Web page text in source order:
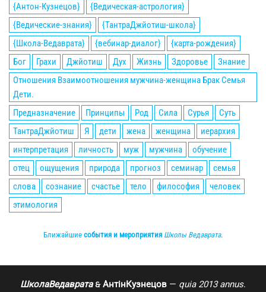
{Антон-Кузнецов}
{Ведическая-астрология}
{Ведические-знания}
{ТантраДжйотиш-школа}
{Школа-Ведаврата}
{вебинар-диалог}
{карта-рождения}
Бог
Грахи Джйотиш Дух Жизнь Здоровье
Знание
Отношения Взаимоотношения мужчина-женщина Брак Семья
Дети.
Предназначение
Принципы Род Сила Сурья
Суть
ТантраДжйотиш
Я дети жена женщина
иерархия
интерпретация
личность муж мужчина
обучение
отец
ощущения природа прогноз семинар
семья
слова
сознание счастье тело философия
человек
этимология
Ближайшие события и мероприятия Школы Ведаврата.
ШколаВедаврата 🙲 АнтінКузнецов — quia 2013 annus.